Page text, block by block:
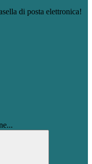
di posta elettronica!